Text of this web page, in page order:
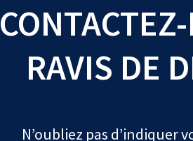
RAVIS DE
N’oubliez pas d’indiquer